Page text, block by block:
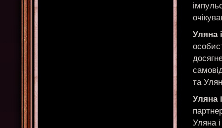
Уляна
та
Уляна
Уляна